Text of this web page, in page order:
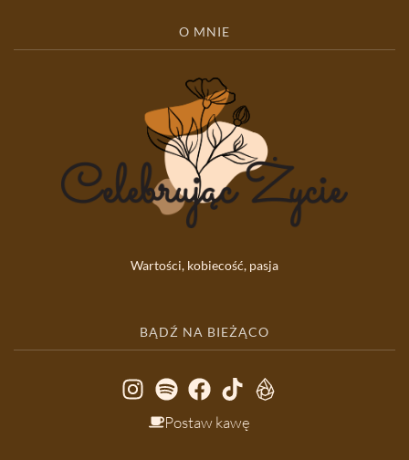
O MNIE
Wartości, kobiecość, pasja
BĄDŹ NA BIEŻĄCO
Postaw kawę